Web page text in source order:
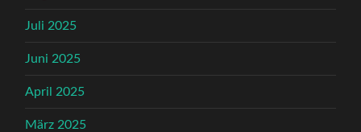
Juli 2025
Juni 2025
April 2025
März 2025